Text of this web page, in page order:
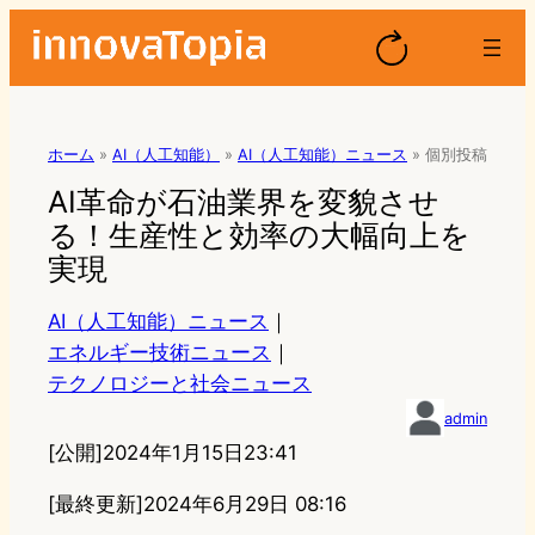
ホーム » AI（人工知能） » AI（人工知能）ニュース » 個別投稿
AI革命が石油業界を変貌させ
る！生産性と効率の大幅向上を
実現
AI（人工知能）ニュース ｜
エネルギー技術ニュース ｜
テクノロジーと社会ニュース
admin
[公開]2024年1月15日23:41
[最終更新]2024年6月29日 08:16